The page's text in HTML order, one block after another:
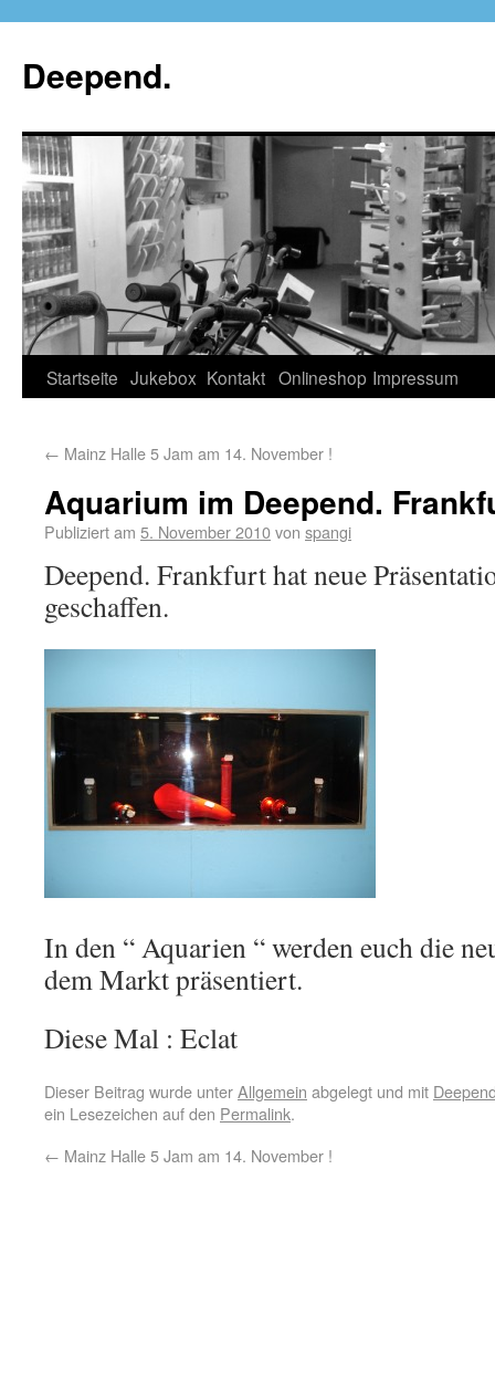
Deepend.
Startseite Jukebox Kontakt Onlineshop Impressum
← Mainz Halle 5 Jam am 14. November !
Aquarium im Deepend.
Publiziert am 5. November 2010von spangi
Deepend. Frankfurt hat neue
geschaffen.
In den “ Aquarien “ werden euch die
dem Markt präsentiert.
Diese Mal : Eclat
Dieser Beitrag wurde unterAllgemein abgelegt und mit
ein Lesezeichen auf den Permalink.
← Mainz Halle 5 Jam am 14. November !